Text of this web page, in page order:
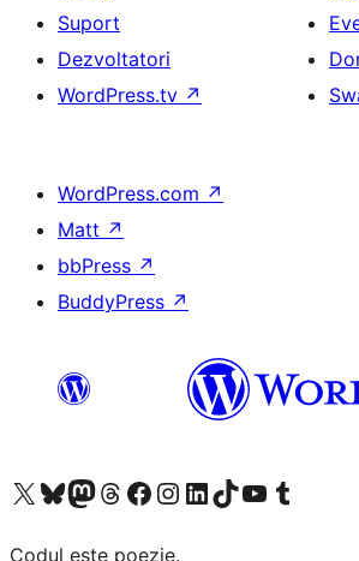
Suport
Dezvoltatori
WordPress.tv ↗
WordPress.com ↗
Matt ↗
bbPress ↗
BuddyPress ↗
Mergi la contul nostru X (fost Twitter)
Vizitează contul nostru Bluesky
Vizitează contul nostru Mastodon
Vizitează contul nostru Threads
Vizitează pagina noastră Facebook
Vizitează-ne pe Instagram
Vizitează-ne pe LinkedIn
Vizitează contul nostru TikTok
Vizitează canalul nostru YouTube
Vizitează contul nostru Tumblr
Codul este poezie.